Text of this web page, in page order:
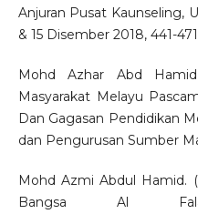
Anjuran Pusat Kaunseling,
& 15 Disember 2018, 441-
Mohd Azhar Abd
Masyarakat Melayu
Dan Gagasan Pendidikan
dan Pengurusan Sumber
Mohd Azmi Abdul Hamid.
Bangsa Al